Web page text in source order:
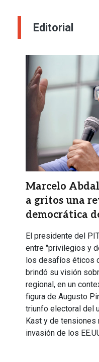
Editorial
Marcelo
a gritos una
democrática
El presidente del
entre "privilegios y
los desafíos éticos
brindó su visión
regional, en un
figura de Augusto
triunfo electoral del
Kast y de tensiones
invasión de los